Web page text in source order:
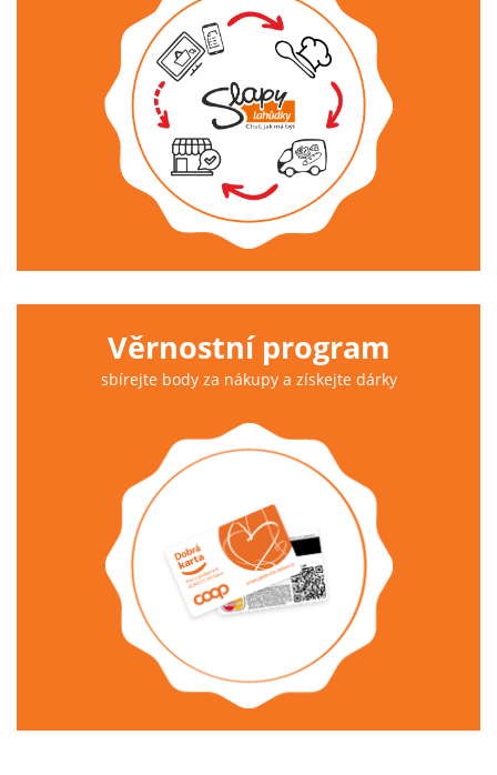
Věrnostní program
sbírejte body za nákupy a získejte dárky